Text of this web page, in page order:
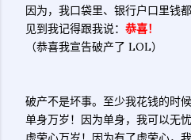
因为，我口袋里、银行户口里钱
见到我记得跟我说： 恭喜！
（恭喜我宣告破产了 LOL）
破产不是坏事。至少我花钱的时
单身万岁！因为单身，我可以无